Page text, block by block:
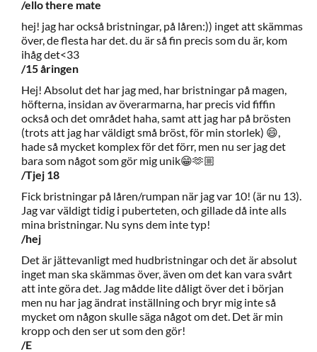
/ello there mate
hej! jag har också bristningar, på låren:)) inget att skämmas
över, de flesta har det. du är så fin precis som du är, kom
ihåg det<33
/15 åringen
Hej! Absolut det har jag med, har bristningar på magen,
höfterna, insidan av överarmarna, har precis vid fiffin
också och det området haha, samt att jag har på brösten
(trots att jag har väldigt små bröst, för min storlek) 😄,
hade så mycket komplex för det förr, men nu ser jag det
bara som något som gör mig unik😁🫶🏼
/Tjej 18
Fick bristningar på låren/rumpan när jag var 10! (är nu 13).
Jag var väldigt tidig i puberteten, och gillade då inte alls
mina bristningar. Nu syns dem inte typ!
/hej
Det är jättevanligt med hudbristningar och det är absolut
inget man ska skämmas över, även om det kan vara svårt
att inte göra det. Jag mådde lite dåligt över det i början
men nu har jag ändrat inställning och bryr mig inte så
mycket om någon skulle säga något om det. Det är min
kropp och den ser ut som den gör!
/E